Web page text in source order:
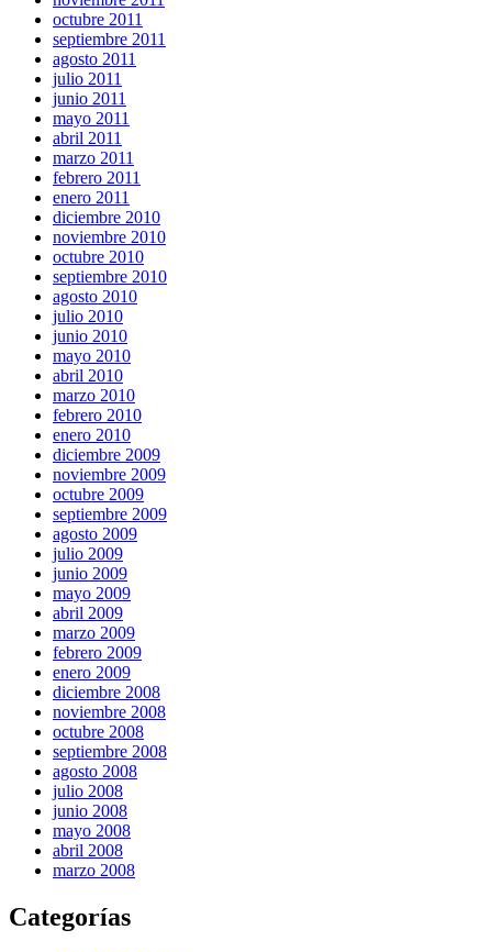
octubre 2011
septiembre 2011
agosto 2011
julio 2011
junio 2011
mayo 2011
abril 2011
marzo 2011
febrero 2011
enero 2011
diciembre 2010
noviembre 2010
octubre 2010
septiembre 2010
agosto 2010
julio 2010
junio 2010
mayo 2010
abril 2010
marzo 2010
febrero 2010
enero 2010
diciembre 2009
noviembre 2009
octubre 2009
septiembre 2009
agosto 2009
julio 2009
junio 2009
mayo 2009
abril 2009
marzo 2009
febrero 2009
enero 2009
diciembre 2008
noviembre 2008
octubre 2008
septiembre 2008
agosto 2008
julio 2008
junio 2008
mayo 2008
abril 2008
marzo 2008
Categorías